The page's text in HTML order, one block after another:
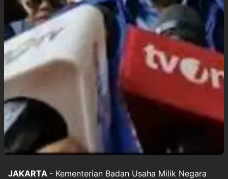
JAKARTA - Kementerian Badan Usaha Milik Negara